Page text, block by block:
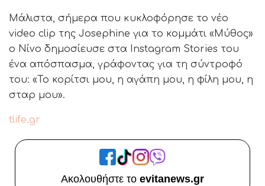
Μάλιστα, σήμερα που κυκλοφόρησε το νέο
video clip της Josephine για το κομμάτι «Μύθος»
ο Νίνο δημοσίευσε στα Instagram Stories του
ένα απόσπασμα, γράφοντας για τη σύντροφό
του: «Το κορίτσι μου, η αγάπη μου, η φίλη μου, η
σταρ μου».
tlife.gr
Ακολουθήστε το evitanews.gr